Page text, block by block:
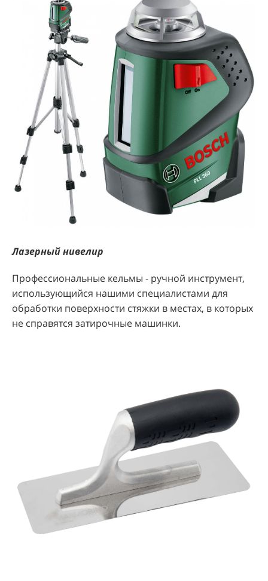
Лазерный нивелир
Профессиональные кельмы - ручной инструмент,
использующийся нашими специалистами для
обработки поверхности стяжки в местах, в которых
не справятся затирочные машинки.